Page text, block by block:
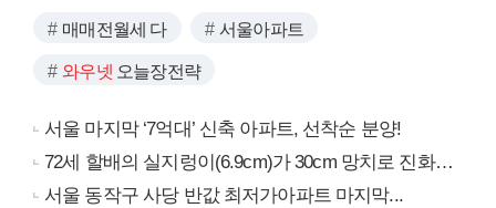
매매전월세 다 서울아파트
와우넷 오늘장전략
서울 마지막 ‘7억대’ 신축 아파트, 선착순 분양!
72세 할배의 실지렁이(6.9cm)가 30cm 망치로 진화…
서울 동작구 사당 반값 최저가아파트 마지막...